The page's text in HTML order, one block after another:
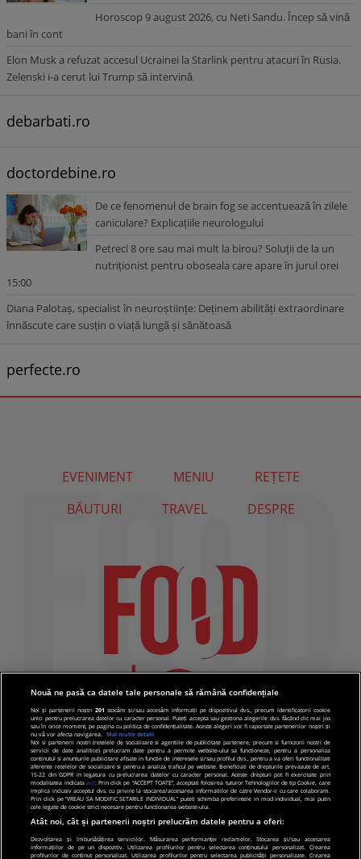
Horoscop 9 august 2026, cu Neti Sandu. Încep să vină
bani în cont
Elon Musk a refuzat accesul Ucrainei la Starlink pentru atacuri în Rusia.
Zelenski i-a cerut lui Trump să intervină
debarbati.ro
doctordebine.ro
De ce fenomenul de brain fog se accentuează în zilele
caniculare? Explicațiile neurologului
Petreci 8 ore sau mai mult la birou? Soluții de la un
nutriționist pentru oboseala care apare în jurul orei
15:00
Diana Palotaș, specialist în neuroștiințe: Deținem abilități extraordinare
înnăscute care susțin o viață lungă și sănătoasă
perfecte.ro
EVENIMENT MENIU
REȚETE
BĂUTURI
TRAVEL DESPRE
© 2019 PRO TV S.R.L |Politica de Cookie|Politica
Nouă ne pasă ca datele tale personale să rămână confidențiale
Noi și partenerii noștri201 stocăm și/sau accesăm informații pe dispozitivul dvs., precum identificatorii cookie
unici pentru prelucrarea datelor cu caracter personal. Puteți accepta sau gestiona alegerile dvs. făcând clic mai jos
sau în orice moment, pe pagina cu politica de confidențialitate. Aceste alegeri vor fi raportate partenerilor noștri și
nu vă vor afecta navigarea.
Mai multe detalii
Noi si partenerii nostri (retelele de socializare si agentiile de publicitate partenere, precum si furnizorii nostri de
servicii de date analitice) prelucram date pentru a permite website-ului sa functioneze, pentru a personaliza
continutul si anunturile publicitare afisate in functie de interesele si/sau profilul dvs., pentru a va oferi functionalitati
aferente retelelor de socializare si pentru a analiza traficul pe website. Beneficiati de drepturile prevazute de art.
15-22 din GDPR in legatura cu prelucrarea datelor cu caracter personal. Aceste drepturi pot fi exercitate prin
modalitatea indicata aici. Prin click pe “ACCEPT TOATE”, acceptati folosirea tuturor Tehnologiilor de tip Cookie, care
implica inclusiv acceptul dvs. cu privire la stocarea/accesarea informatiilor de catre Vendor-ii cu care colaboram.
Prin click pe “VREAU SA MODIFIC SETARILE INDIVIDUAL” puteti schimba preferintele in mod individual, mai putin
cele legate de cookie strict necesare pentru functionarea website-ului.
Atât noi, cât și partenerii noștri prelucrăm datele pentru a oferi:
Dezvoltarea și îmbunătățirea serviciilor. Măsurarea performanței reclamelor. Stocarea și/sau accesarea
informațiilor de pe un dispozitiv. Utilizarea profilurilor pentru selectarea conținutului personalizat. Crearea
profilurilor de conținut personalizat. Utilizarea profilurilor pentru selectarea publicității personalizate. Crearea